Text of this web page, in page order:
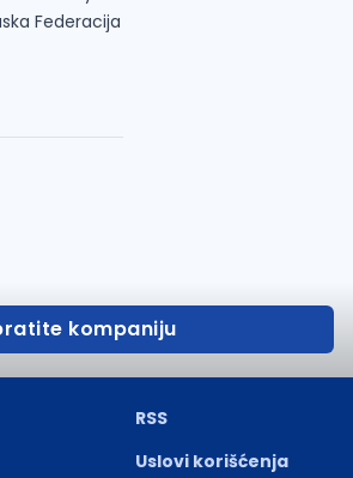
Federacija
kompaniju
RSS
Uslovi korišćenja